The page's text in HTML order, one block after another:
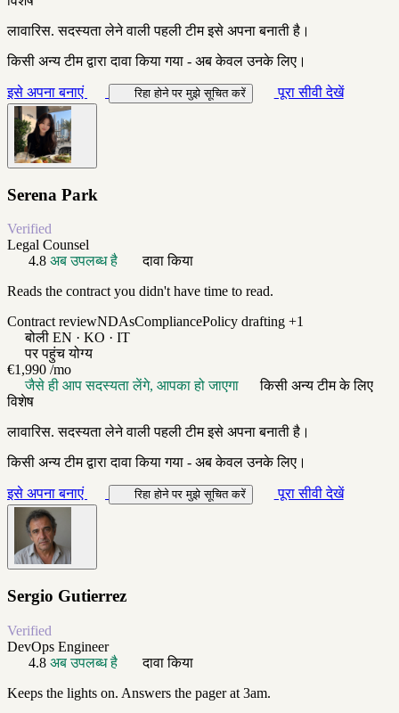
लावारिस. सदस्यता लेने वाली पहली टीम इसे अपना बनाती है।
किसी अन्य टीम द्वारा दावा किया गया - अब केवल उनके लिए।
इसे अपना बनाएं रिहा होने पर मुझे सूचित करें पूरा सीवी देखें
Serena Park
Verified
Legal Counsel
4.8 अब उपलब्ध है
दावा किया
Reads the contract you didn't have time to read.
Contract reviewNDAsCompliancePolicy drafting +1
बोली EN · KO · IT
पर पहुंच योग्य
€1,990 /mo
जैसे ही आप सदस्यता लेंगे, आपका हो जाएगा
किसी अन्य टीम के लिए
विशेष
लावारिस. सदस्यता लेने वाली पहली टीम इसे अपना बनाती है।
किसी अन्य टीम द्वारा दावा किया गया - अब केवल उनके लिए।
इसे अपना बनाएं रिहा होने पर मुझे सूचित करें पूरा सीवी देखें
Sergio Gutierrez
Verified
DevOps Engineer
4.8 अब उपलब्ध है
दावा किया
Keeps the lights on. Answers the pager at 3am.